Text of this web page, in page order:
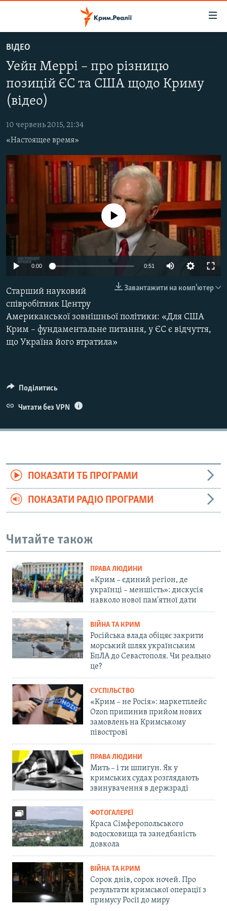
до
основного
матеріалу
Перейти
до
навігації
Перейти
до
пошуку
НОВИНИ
ВОДА.КРИМ
ВІДЕО ТА ФОТО
ПОЛІТИКА
БЛОГИ
ПОГЛЯД
ІНТЕРВ'Ю
ВСЕ ЗА ДЕНЬ
СПЕЦПРОЕКТИ
ВІДЕОУРОКИ «ELIFBE»
СВІДЧЕННЯ ОКУПАЦІЇ
ІНФОГРАФІКА
ЯК ОБІЙТИ БЛОКУВАННЯ
Qırımtatar
ДОЛУЧАЙСЯ!
Усі сайти RFE/RL
ВІДЕО
Уейн Меррі – про різницю
позицій ЄС та США щодо Криму
(відео)
10 червень 2015, 21:34
«Настоящее время»
No media source currently available
0:00 0:51
Завантажити на комп'ютер
Старший науковий
співробітник Центру
Американської зовнішньої політики: «Для США
Крим – фундаментальне питання, у ЄС є відчуття,
що Україна його втратила»
Поділитись
Читати без VPN
ПОКАЗАТИ ТБ ПРОГРАМИ
ПОКАЗАТИ РАДІО ПРОГРАМИ
Читайте також
ПРАВА ЛЮДИНИ
«Крим – єдиний регіон, де
українці – меншість»: дискусія
навколо нової пам'ятної дати
ВІЙНА ТА КРИМ
Російська влада обіцяє закрити
морський шлях українським
БпЛА до Севастополя. Чи реально
це?
СУСПІЛЬСТВО
«Крим – не Росія»: маркетплейс
Ozon припинив прийом нових
замовлень на Кримському
півострові
ПРАВА ЛЮДИНИ
Мить – і ти шпигун. Як у
кримських судах розглядають
звинувачення в держзраді
ФОТОГАЛЕРЕЇ
Краса Сімферопольського
водосховища та занедбаність
довкола
ВІЙНА ТА КРИМ
Сорок днів, сорок ночей. Про
результати кримської операції з
примусу Росії до миру